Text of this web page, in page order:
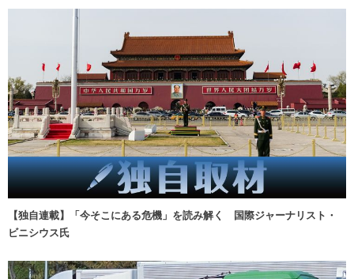
【独自連載】「今そこにある危機」を読み解く 国際ジャーナリスト・
ビニシウス氏